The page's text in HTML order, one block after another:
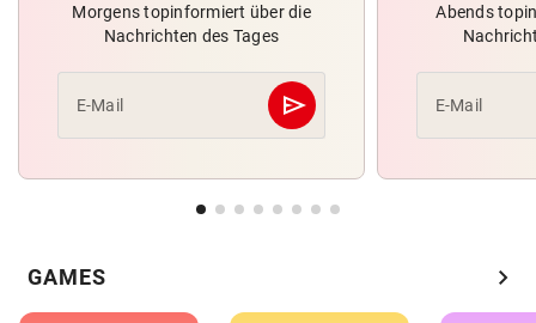
Morgens topinformiert über die
Nachrichten des Tages
E-Mail send
Abschicken
Abends
E-Mail
GAMES chevron_right